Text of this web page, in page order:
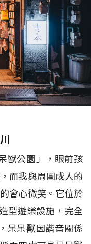
獸公園」，眼前孩
而我與周圍成人的
會心微笑。它位於
型遊樂設施，完全
呆呆獸因諧音關係